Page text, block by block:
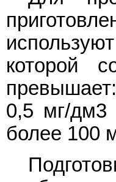
которой
0,5 мг/
более 100